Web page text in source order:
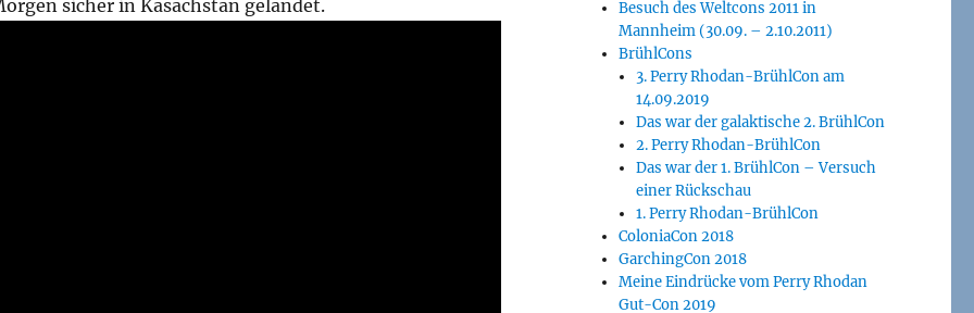
sicher in Kasachstan gelandet.
Besuch des Weltcons 2011 in
Mannheim (30.09. – 2.10.2011)
BrühlCons
3. Perry Rhodan-BrühlCon am
14.09.2019
Das war der galaktische 2. BrühlCon
2. Perry Rhodan-BrühlCon
Das war der 1. BrühlCon – Versuch
einer Rückschau
1. Perry Rhodan-BrühlCon
ColoniaCon 2018
GarchingCon 2018
Meine Eindrücke vom Perry Rhodan
Gut-Con 2019